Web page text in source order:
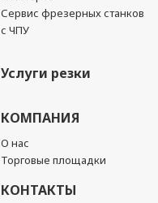
Сервис фрезерных станков
с ЧПУ
Услуги резки
КОМПАНИЯ
О нас
Торговые площадки
КОНТАКТЫ